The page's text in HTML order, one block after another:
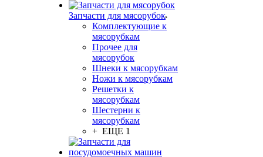
Запчасти для мясорубок
Комплектующие к
мясорубкам
Прочее для
мясорубок
Шнеки к мясорубкам
Ножи к мясорубкам
Решетки к
мясорубкам
Шестерни к
мясорубкам
+ ЕЩЕ 1